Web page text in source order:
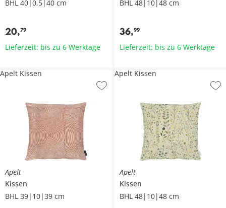
BHL 40|0,5|40 cm
20,79
Lieferzeit: bis zu 6 Werktage
BHL 48|10|48 cm
36,99
Lieferzeit: bis zu 6 Werktage
Apelt
Kissen
BHL 39|10|39 cm
Apelt Kissen
Apelt
Kissen
BHL 48|10|48 cm
Apelt Kissen